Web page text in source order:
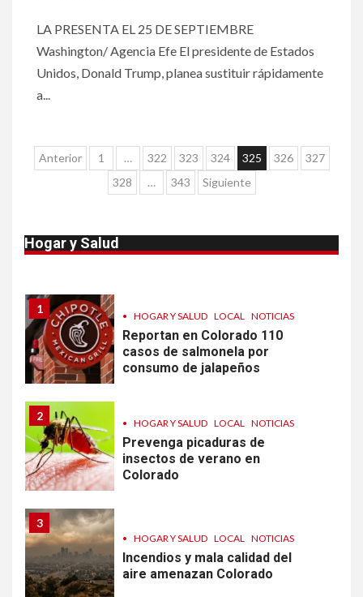
LA PRESENTA EL 25 DE SEPTIEMBRE
Washington/ Agencia Efe El presidente de Estados
Unidos, Donald Trump, planea sustituir rápidamente
a...
Paginación
Anterior 1 … 322 323 324 325 326
327
328
… 343 Siguiente
Hogar y Salud
dos muertes por Cyclospora
EEUU este año que en 2025
• ESTADOS UNIDOS HOGAR Y SALUD
Van 4,100 casos confirmados
por parásito que causa
1
• HOGAR Y SALUD LOCAL NOTICIAS
Reportan en Colorado 110
casos de salmonela por
consumo de jalapeños
2
• HOGAR Y SALUD LOCAL NOTICIAS
Prevenga picaduras de
insectos de verano en
Colorado
3
• HOGAR Y SALUD LOCAL NOTICIAS
Incendios y mala calidad del
aire amenazan Colorado